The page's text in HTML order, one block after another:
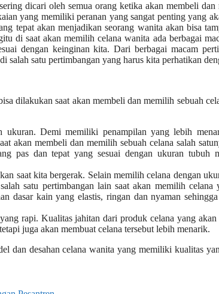
dicari oleh semua orang ketika akan membeli
yang memiliki peranan yang sangat penting yang
tepat akan menjadikan seorang wanita akan bisa
di saat akan memilih celana wanita ada berbagai
dengan keinginan kita. Dari berbagai macam
salah satu pertimbangan yang harus kita perhatikan
dilakukan saat akan membeli dan memilih sebuah
ukuran. Demi memiliki penampilan yang lebih
akan membeli dan memilih sebuah celana salah
pas dan tepat yang sesuai dengan ukuran tubuh
saat kita bergerak. Selain memilih celana dengan
satu pertimbangan lain saat akan memilih
dasar kain yang elastis, ringan dan nyaman
rapi. Kualitas jahitan dari produk celana yang
juga akan membuat celana tersebut lebih menarik.
dan desahan celana wanita yang memiliki kualitas